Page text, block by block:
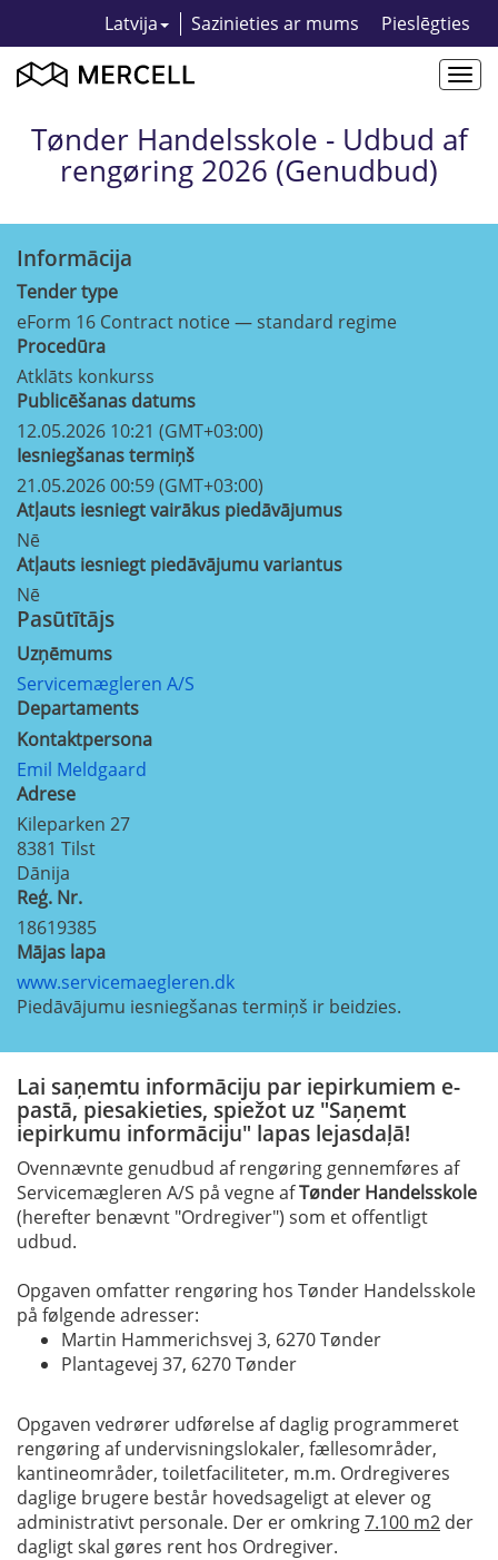
Latvija Sazinieties ar mums Pieslēgties
Tønder Handelsskole - Udbud af
rengøring 2026 (Genudbud)
Informācija
Tender type
eForm 16 Contract notice — standard regime
Procedūra
Atklāts konkurss
Publicēšanas datums
12.05.2026 10:21 (GMT+03:00)
Iesniegšanas termiņš
21.05.2026 00:59 (GMT+03:00)
Atļauts iesniegt vairākus piedāvājumus
Nē
Atļauts iesniegt piedāvājumu variantus
Nē
Pasūtītājs
Uzņēmums
Servicemægleren A/S
Departaments
Kontaktpersona
Emil Meldgaard
Adrese
Kileparken 27
8381 Tilst
Dānija
Reģ. Nr.
18619385
Mājas lapa
www.servicemaegleren.dk
Piedāvājumu iesniegšanas termiņš ir beidzies.
Lai saņemtu informāciju par iepirkumiem e-
pastā, piesakieties, spiežot uz "Saņemt
iepirkumu informāciju" lapas lejasdaļā!
Ovennævnte genudbud af rengøring gennemføres af
Servicemægleren A/S på vegne afTønder Handelsskole
(herefter benævnt "Ordregiver") som et offentligt
udbud.
Opgaven omfatter rengøring hos Tønder Handelsskole
på følgende adresser:
Martin Hammerichsvej 3, 6270 Tønder
Plantagevej 37, 6270 Tønder
Opgaven vedrører udførelse af daglig programmeret
rengøring af undervisningslokaler, fællesområder,
kantineområder, toiletfaciliteter, m.m. Ordregiveres
daglige brugere består hovedsageligt at elever og
administrativt personale. Der er omkring7.100 m2 der
dagligt skal gøres rent hos Ordregiver.